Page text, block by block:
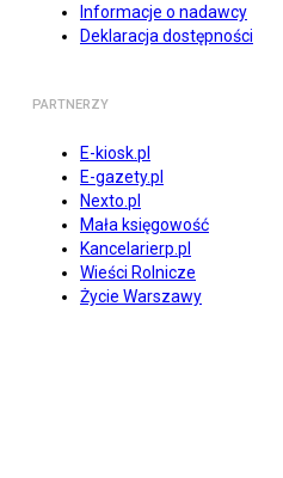
Informacje o nadawcy
Deklaracja dostępności
PARTNERZY
E-kiosk.pl
E-gazety.pl
Nexto.pl
Mała księgowość
Kancelarierp.pl
Wieści Rolnicze
Życie Warszawy